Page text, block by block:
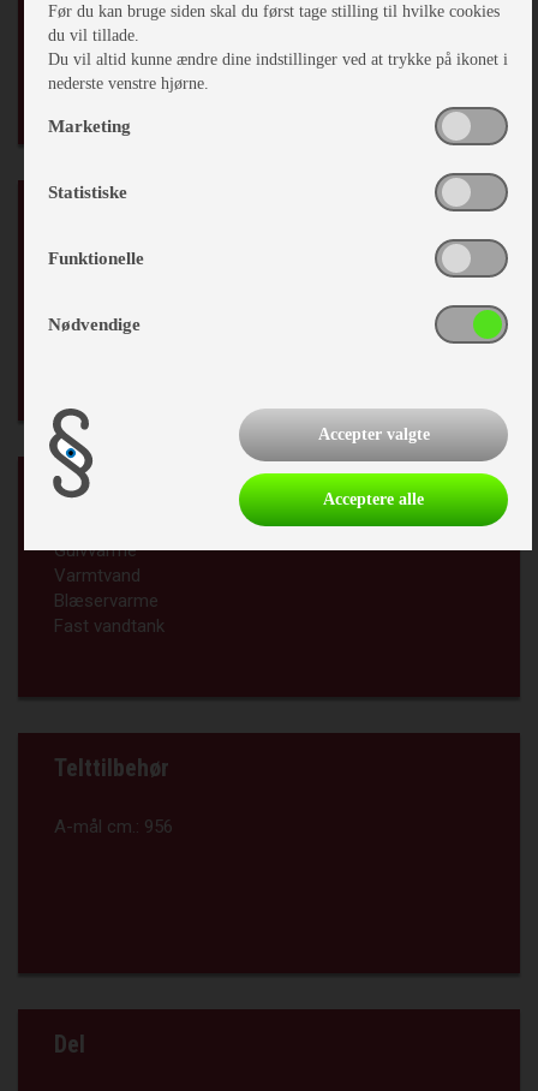
Toiletrum
Kassettetoilet
Brusebund
Bruser
Vand - Varme & Energi
Gulvvarme
Varmtvand
Blæservarme
Fast vandtank
Telttilbehør
A-mål cm.: 956
Del
Før du kan bruge siden skal du først tage stilling til hvilke cookies
du vil tillade.
Du vil altid kunne ændre dine indstillinger ved at trykke på ikonet i
nederste venstre hjørne.
Marketing
Statistiske
Funktionelle
Nødvendige
Accepter valgte
Acceptere alle